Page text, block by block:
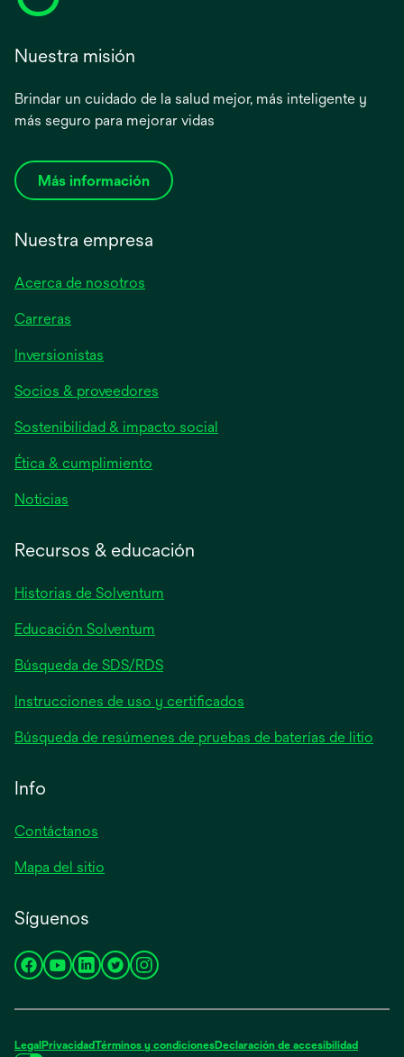
Nuestra misión
Brindar un cuidado de la salud mejor, más inteligente y
más seguro para mejorar vidas
Más información
Nuestra empresa
Acerca de nosotros
Carreras
Inversionistas
en
una
pestaña
nueva
Socios & proveedores
Sostenibilidad & impacto social
Ética & cumplimiento
Noticias
pestaña
Recursos & educación
Historias de Solventum
Educación Solventum
Búsqueda de SDS/RDS
Instrucciones de uso y certificados
Búsqueda de resúmenes de pruebas de baterías de litio
Info
Contáctanos
Mapa del sitio
Síguenos
se
una
se
una
se
una
se
una
se
Legal PrivacidadTérminos y condicionesDeclaración de accesibilidad